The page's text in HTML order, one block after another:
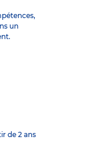
un
de 2 ans